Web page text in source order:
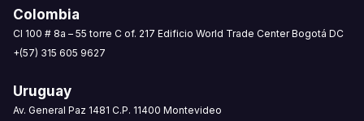
Colombia
CI 100 # 8a – 55 torre C of. 217 Edificio World Trade Center Bogotá DC
+(57) 315 605 9627
Uruguay
Av. General Paz 1481 C.P. 11400 Montevideo